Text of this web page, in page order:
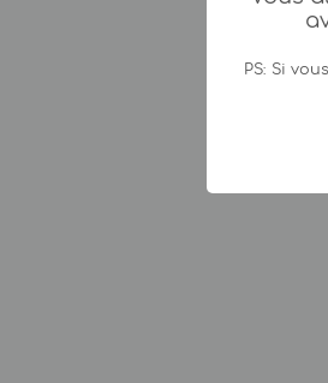
PS: Si